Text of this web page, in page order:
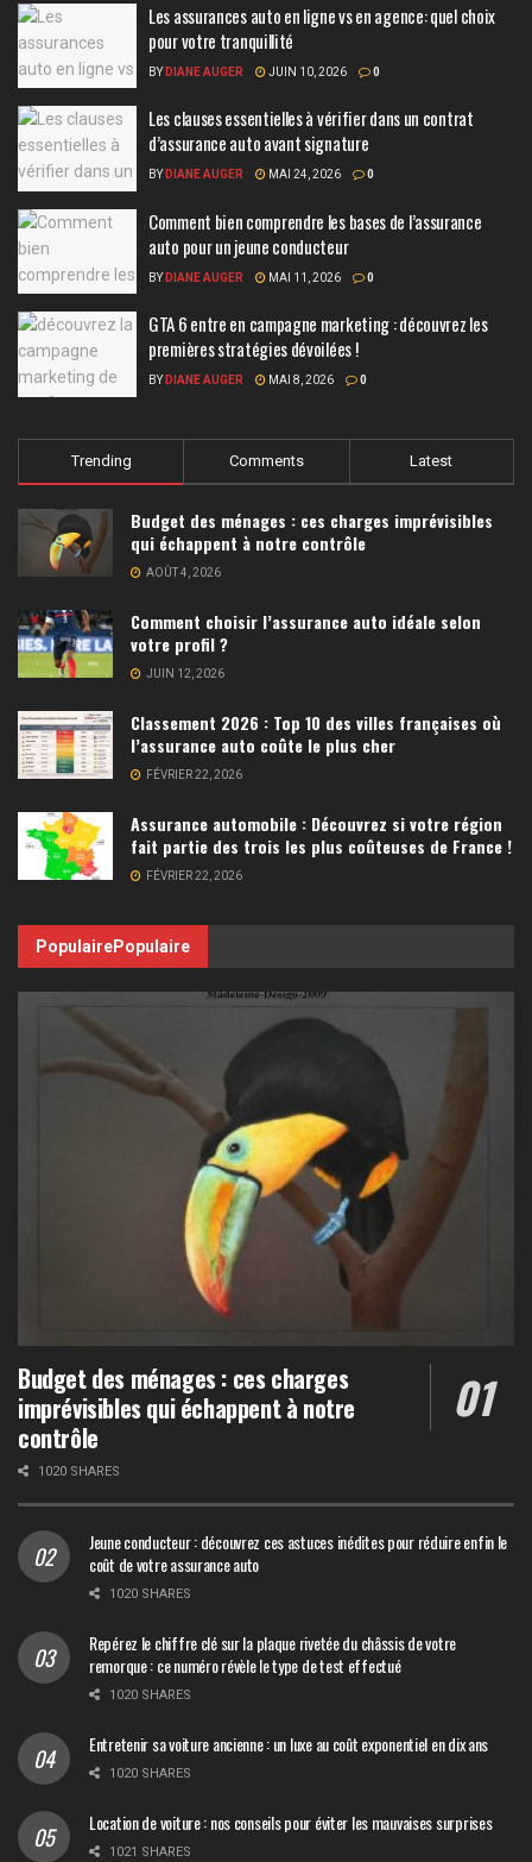
Les assurances auto en ligne vs en agence: quel choix
pour votre tranquillité
BY DIANE AUGER JUIN 10, 2026 0
Les clauses essentielles à vérifier dans un contrat
d’assurance auto avant signature
BY DIANE AUGER MAI 24, 2026 0
Comment bien comprendre les bases de l’assurance
auto pour un jeune conducteur
BY DIANE AUGER MAI 11, 2026 0
GTA 6 entre en campagne marketing : découvrez les
premières stratégies dévoilées !
BY DIANE AUGER MAI 8, 2026 0
Trending Comments Latest
Budget des ménages : ces charges imprévisibles
qui échappent à notre contrôle
AOÛT 4, 2026
Comment choisir l’assurance auto idéale selon
votre profil ?
JUIN 12, 2026
Classement 2026 : Top 10 des villes françaises où
l’assurance auto coûte le plus cher
FÉVRIER 22, 2026
Assurance automobile : Découvrez si votre région
fait partie des trois les plus coûteuses de France !
FÉVRIER 22, 2026
PopulairePopulaire
Budget des ménages : ces charges
imprévisibles qui échappent à notre
contrôle
1020 SHARES
Jeune conducteur : découvrez ces astuces inédites pour réduire enfin le
coût de votre assurance auto
1020 SHARES
Repérez le chiffre clé sur la plaque rivetée du châssis de votre
remorque : ce numéro révèle le type de test effectué
1020 SHARES
Entretenir sa voiture ancienne : un luxe au coût exponentiel en dix ans
1020 SHARES
Location de voiture : nos conseils pour éviter les mauvaises surprises
1021 SHARES